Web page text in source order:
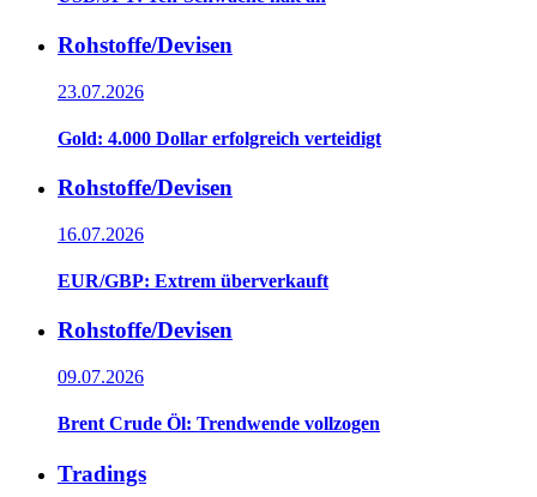
Rohstoffe/Devisen
23.07.2026
Gold: 4.000 Dollar erfolgreich verteidigt
Rohstoffe/Devisen
16.07.2026
EUR/GBP: Extrem überverkauft
Rohstoffe/Devisen
09.07.2026
Brent Crude Öl: Trendwende vollzogen
Tradings